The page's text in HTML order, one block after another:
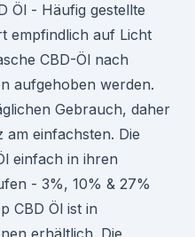
Öl - Häufig gestellte
empfindlich auf Licht
CBD-Öl nach
aufgehoben werden.
Gebrauch, daher
einfachsten. Die
einfach in ihren
- 3%, 10% & 27%
CBD Öl ist in
erhältlich. Die